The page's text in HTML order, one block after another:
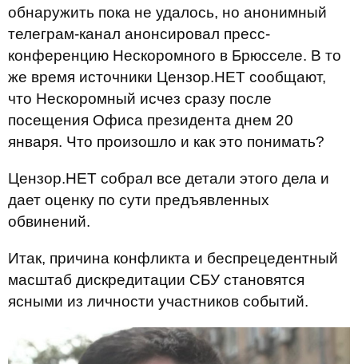
обнаружить пока не удалось, но анонимный
телеграм-канал анонсировал пресс-
конференцию Нескоромного в Брюсселе. В то
же время источники Цензор.НЕТ сообщают,
что Нескоромный исчез сразу после
посещения Офиса президента днем 20
января. Что произошло и как это понимать?
Цензор.НЕТ собрал все детали этого дела и
дает оценку по сути предъявленных
обвинений.
Итак, причина конфликта и беспрецедентный
масштаб дискредитации СБУ становятся
ясными из личности участников событий.